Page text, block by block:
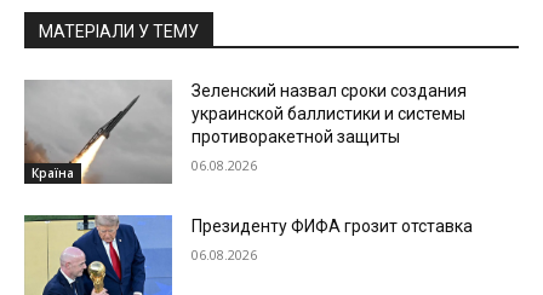
МАТЕРІАЛИ У ТЕМУ
Країна
Зеленский назвал сроки создания
украинской баллистики и системы
противоракетной защиты
06.08.2026
Президенту ФИФА грозит отставка
06.08.2026